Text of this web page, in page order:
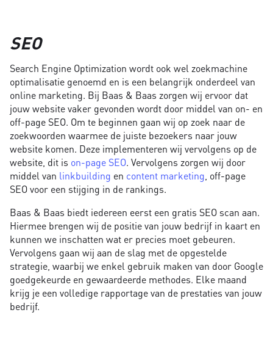
SEO
Search Engine Optimization wordt ook wel zoekmachine
optimalisatie genoemd en is een belangrijk onderdeel van
online marketing. Bij Baas & Baas zorgen wij ervoor dat
jouw website vaker gevonden wordt door middel van on- en
off-page SEO. Om te beginnen gaan wij op zoek naar de
zoekwoorden waarmee de juiste bezoekers naar jouw
website komen. Deze implementeren wij vervolgens op de
website, dit is on-page SEO. Vervolgens zorgen wij door
middel van linkbuilding en content marketing , off-page
SEO voor een stijging in de rankings.
Baas & Baas biedt iedereen eerst een gratis SEO scan aan.
Hiermee brengen wij de positie van jouw bedrijf in kaart en
kunnen we inschatten wat er precies moet gebeuren.
Vervolgens gaan wij aan de slag met de opgestelde
strategie, waarbij we enkel gebruik maken van door Google
goedgekeurde en gewaardeerde methodes. Elke maand
krijg je een volledige rapportage van de prestaties van jouw
bedrijf.